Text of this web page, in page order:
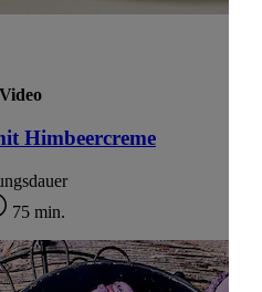
Himbeercreme
75 min.